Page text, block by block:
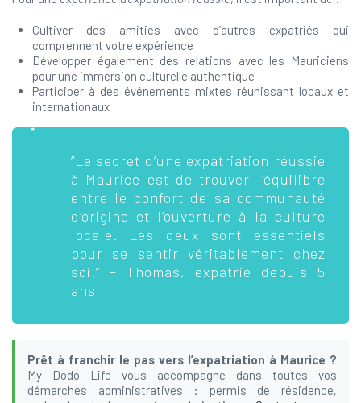
Cultiver des amitiés avec d’autres expatriés qui
comprennent votre expérience
Développer également des relations avec les Mauriciens
pour une immersion culturelle authentique
Participer à des événements mixtes réunissant locaux et
internationaux
“Le secret d’une expatriation réussie
à Maurice est de trouver l’équilibre
entre le confort de sa communauté
d’origine et l’ouverture à la culture
locale. Les deux sont essentiels
pour se sentir véritablement chez
soi.” – Thomas, expatrié depuis 5
ans
Prêt à franchir le pas vers l’expatriation à Maurice ?
My Dodo Life vous accompagne dans toutes vos
démarches administratives : permis de résidence,